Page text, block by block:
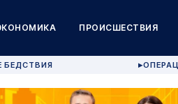
ПРОИСШЕСТВИЯ
БЕДСТВИЯ ▶